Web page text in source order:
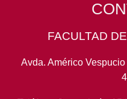
FACULTAD
Avda. Américo